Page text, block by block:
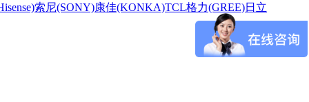
索尼(SONY)康佳(KONKA)TCL格力(GREE)日立